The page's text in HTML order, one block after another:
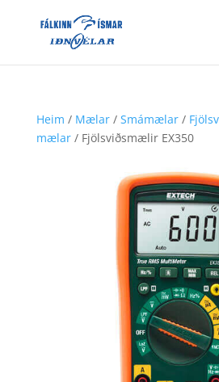
Heim / Mælar/ Smámælar/
mælar/ Fjölsviðsmælir EX350